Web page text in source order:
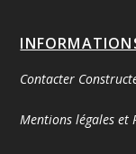
Contacter
Mentions légales